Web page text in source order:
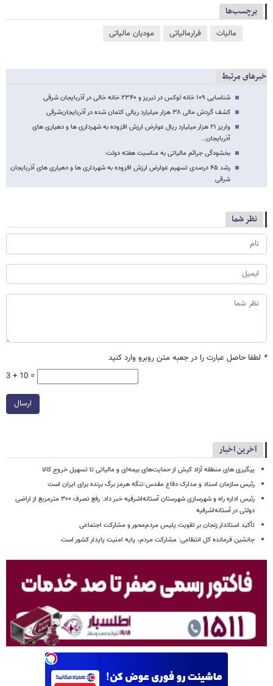
برچسب‌ها
مالیات فرارمالیاتی مودیان مالیاتی
خبرهای مرتبط
شناسایی ۱۰۹ خانه لوکس در تبریز و ۲۳۴۰ خانه خالی در آذربایجان شرقی
کشف گردش مالی ۳۸ هزار میلیارد ریالی کتمان شده در آذربایجان‌شرقی
واریز ۲۱ هزار میلیارد ریال عوارض ارزش افزوده به شهرداری ها و دهیاری های
آذربایجان…
بخشودگی جرائم مالیاتی به مناسبت هفته دولت
رشد ۴۵ درصدی تسهیم عوارض ارزش افزوده به شهرداری ها و دهیاری های آذربایجان
شرقی
نظر شما
* لطفا حاصل عبارت را در جعبه متن روبرو وارد کنید
3 + 10 =
ارسال
آخرین اخبار
پیگیری های منطقه آزاد کیش از حمایت‌های بیمه‌ای و مالیاتی تا تسهیل خروج کالا
رئیس سازمان اسناد و مدارک دفاع مقدس:تنگه هرمز برگ برنده برای ایران است
رئیس اداره راه و شهرسازی شهرستان آستانه‌اشرفیه خبر داد: رفع تصرف ۳۰۰ مترمربع از اراضی
دولتی در آستانه‌اشرفیه
تأکید استاندار زنجان بر تقویت پلیس مردم‌محور و مشارکت اجتماعی
جانشین فرمانده کل انتظامی: مشارکت مردم، پایه امنیت پایدار کشور است